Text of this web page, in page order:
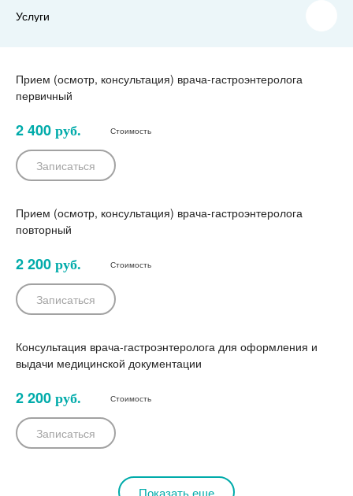
Услуги
Прием (осмотр, консультация) врача-гастроэнтеролога
первичный
2 400 руб. Стоимость
Записаться
Прием (осмотр, консультация) врача-гастроэнтеролога
повторный
2 200 руб. Стоимость
Записаться
Консультация врача-гастроэнтеролога для оформления и
выдачи медицинской документации
2 200 руб. Стоимость
Записаться
Показать еще